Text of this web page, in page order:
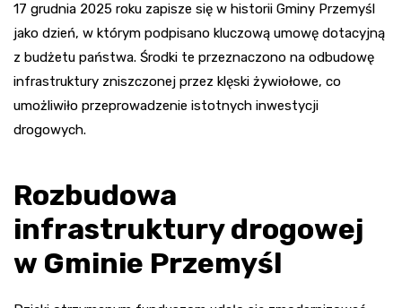
17 grudnia 2025 roku zapisze się w historii Gminy Przemyśl
jako dzień, w którym podpisano kluczową umowę dotacyjną
z budżetu państwa. Środki te przeznaczono na odbudowę
infrastruktury zniszczonej przez klęski żywiołowe, co
umożliwiło przeprowadzenie istotnych inwestycji
drogowych.
Rozbudowa
infrastruktury drogowej
w Gminie Przemyśl